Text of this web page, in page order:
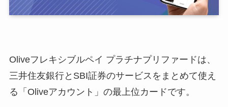
Oliveフレキシブルペイ プラチナプリファードは、
三井住友銀行とSBI証券のサービスをまとめて使え
る「Oliveアカウント」の最上位カードです。